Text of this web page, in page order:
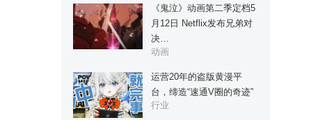
《鬼泣》动画第二季定档5
月12日 Netflix发布兄弟对
决…
动画
运营20年的盗版黄漫平
台，缔造“速通V圈的奇迹”
行业